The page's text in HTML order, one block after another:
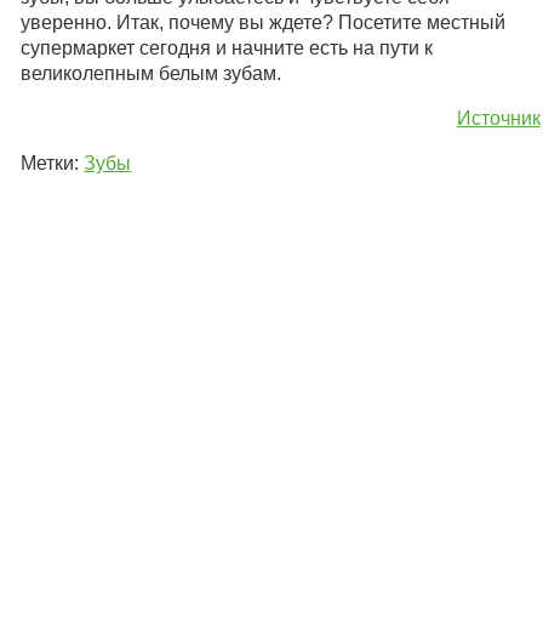
уверенно. Итак, почему вы ждете? Посетите местный
супермаркет сегодня и начните есть на пути к
великолепным белым зубам.
Источник
Метки:Зубы